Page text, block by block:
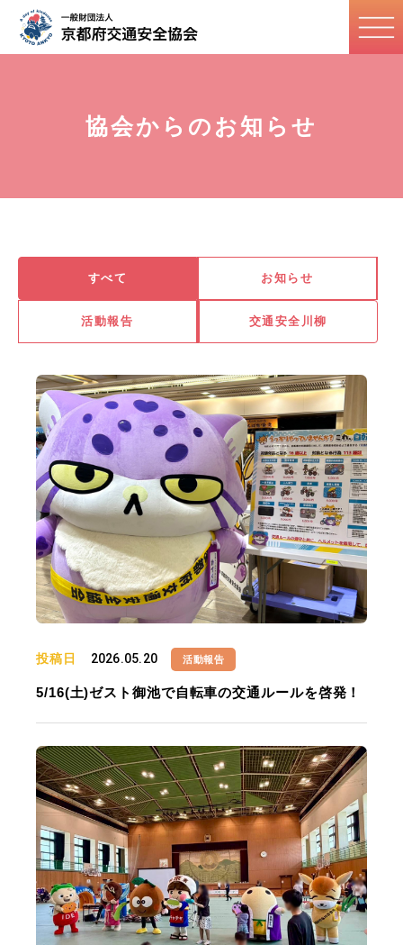
協会からのお知らせ
すべて お知らせ
活動報告 交通安全川柳
投稿日 2026.05.20 活動報告
5/16(土)ゼスト御池で自転車の交通ルールを啓発！